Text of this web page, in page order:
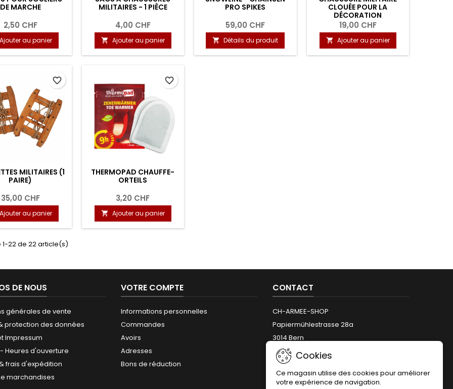
DE MARCHE
2,50 CHF
Ajouter au panier
MILITAIRES - 1 PIÈCE
4,00 CHF
 Ajouter au panier
PRO SPIKES
59,00 CHF
 Détails du produit
CLOUÉE POUR LA
DÉCORATION
19,00 CHF
 Ajouter au panier
MILITAIRES (1
PAIRE)
35,00 CHF
Ajouter au panier
favorite_border
THERMOPAD CHAUFFE-
ORTEILS
3,20 CHF
 Ajouter au panier
favorite_border
22 de 22 article(s)
DE NOUS
générales de vente
protection des données
Impressum
Heures d'ouverture
frais d'expédition
marchandises
VOTRE COMPTE
Informations personnelles
Commandes
Avoirs
Adresses
Bons de réduction
CONTACT
CH-ARMEE-SHOP
Papiermühlestrasse 28a
3014 Bern
Téléphone:
+41 (0)31 312 12 66
Email:
Cookies
Ce magasin utilise des cookies pour améliorer
votre expérience de navigation.